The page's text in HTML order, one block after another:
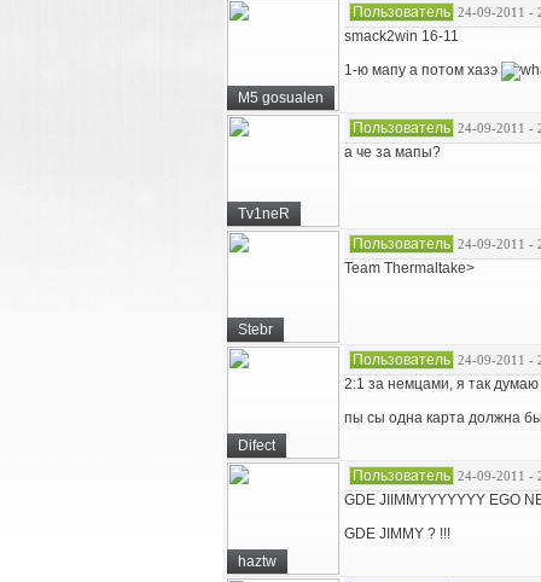
M5 gosualen
Пользователь 24-09-2011 -
smack2win 16-11
1-ю мапу а потом хазэ
Tv1neR
Пользователь 24-09-2011 -
а че за мапы?
Stebr
Пользователь 24-09-2011 -
Team Thermaltake>
Difect
Пользователь 24-09-2011 -
2:1 за немцами, я так думаю
пы сы одна карта должна
haztw
Пользователь 24-09-2011 -
GDE JIIMMYYYYYYY EGO
GDE JIMMY ? !!!